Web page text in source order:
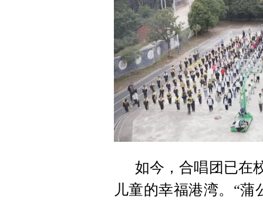
如今，合唱团已在
儿童的幸福港湾。“